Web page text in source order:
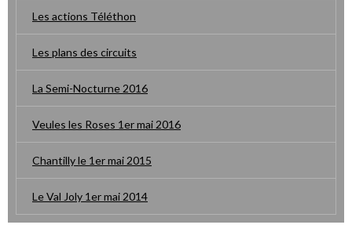
Les actions Téléthon
Les plans des circuits
La Semi-Nocturne 2016
Veules les Roses 1er mai 2016
Chantilly le 1er mai 2015
Le Val Joly 1er mai 2014